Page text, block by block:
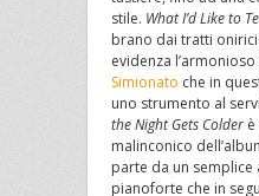
stile. What I’d Like to
brano dai tratti
evidenza
Simionato che in
uno strumento al
the Night Gets Colder
malinconico
parte da un
pianoforte che in